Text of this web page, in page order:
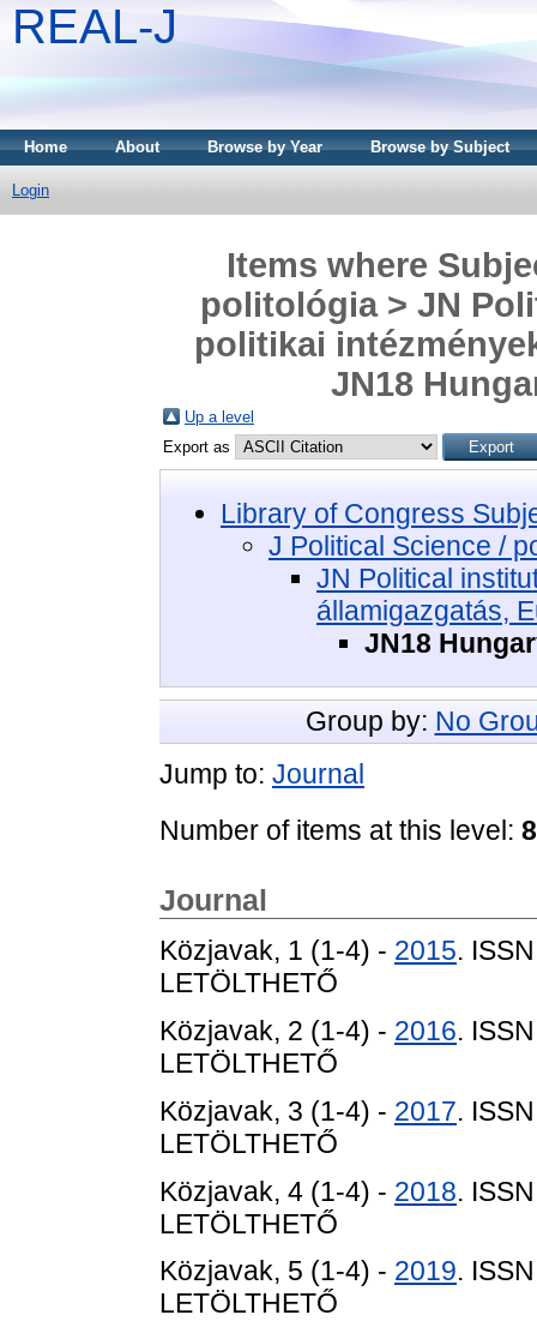
REAL-J
Home About Browse by Year Browse by Subject
Login
Items where
politológia > JN
politikai
JN18
Up a level
Export as
Library of Congress
J Political Science /
JN Political
államigazgatás,
JN18
Group by: No
Jump to: Journal
Number of items at this level:
Journal
Közjavak, 1 (1-4) - 2015.
LETÖLTHETŐ
Közjavak, 2 (1-4) - 2016.
LETÖLTHETŐ
Közjavak, 3 (1-4) - 2017.
LETÖLTHETŐ
Közjavak, 4 (1-4) - 2018.
LETÖLTHETŐ
Közjavak, 5 (1-4) - 2019.
LETÖLTHETŐ